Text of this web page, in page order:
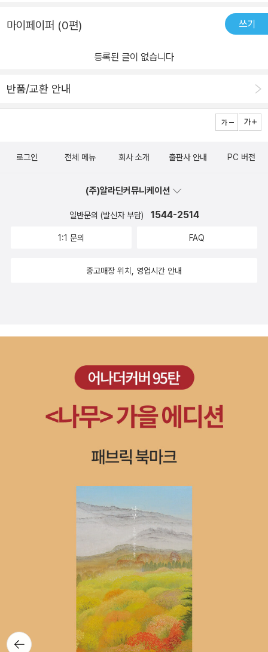
없이 좋은 친구가 되었어요.민정이의 콩닥병도 말끔히 나았고요.*어
린 아이들도 생생하게 느끼는 감정이 있습니다.어른의 그것과 그 의
미가 다를지라도 특별한 누군가에게 기억되는 존재가 되고 싶은 마음
그런거지요.좋아하는 마음을 감춰두고 상대방이 먼저 나를 알아주기
대견합니다.그리고 그런 민정이를 친구로 받아주는 하늘이의 둥근 성
격도 이쁘고요. 실제로 아이들의 생활은 민정이와 하늘이처럼쉽게 이
계를 형성하는 아이들에게 꼭 필요하다고 생각합니다.이 책 <콩닥콩
원에 갈 둘째 방글이에게 이 책을 읽어 주었어요.유치원에 가면 방글
이게도 남자든 여자든 친하게 지내고 싶은 친구가 생기겠지요.그럴때
를 바랍니다.<콩닥콩닥 콩닥병>을 읽었으니 잘 하겠지요? ^^*
나도 잘 담겨있어서 어른들에게는 어쩌면 충격이 될 수도 있을 겁니
가 좋아하도록 잘 그려져 있고 고래를 상상하기 좋아하는 아이들 마
이 나와서 신나게 환호하며 읽을 수 있네요. 그림만 읽어도 기분이 좋
어른이든 가리지 않고 민정이의 팬이 되지 않을까 싶네요.이렇게 아
수 있는 행복을 잠시 생각해보게 해주는 기분좋은 이야기와 그림들에
마이페이퍼 (0편) 쓰기
등록된 글이 없습니다
반품/교환 안내
뒤로가
기
로그인 전체 메뉴 회사 소개 출판사 안내 PC 버전
(주)알라딘커뮤니케이션
일반문의 (발신자 부담) 1544-2514
1:1 문의 FAQ
중고매장 위치, 영업시간 안내